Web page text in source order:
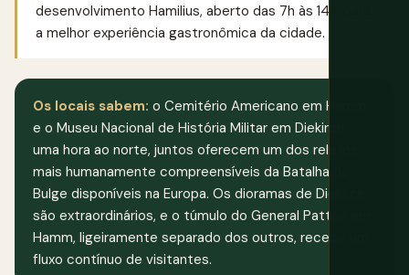
desenvolvimento Hamilius, aberto das 7h às 14h, para
a melhor experiência gastronômica da cidade.
Os locais sabem: o Cemitério Americano em Hamm
e o Museu Nacional de História Militar em Diekirch,
uma hora ao norte, juntos oferecem um dos relatos
mais humanamente compreensíveis da Batalha do
Bulge disponíveis na Europa. Os dioramas de Diekirch
são extraordinários, e o túmulo do General Patton em
Hamm, ligeiramente separado dos outros, recebe um
fluxo contínuo de visitantes.